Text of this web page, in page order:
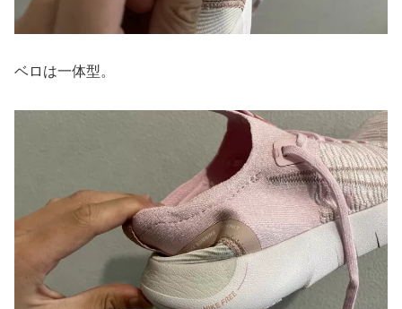
ベロは一体型。